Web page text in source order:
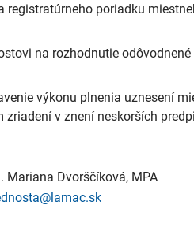
poriadku
na rozhodnutie
výkonu plnenia uznesení
v znení neskorších
Mariana Dvorščíková, MPA